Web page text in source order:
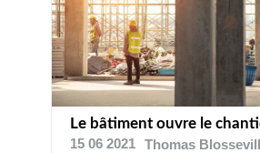
Le bâtiment ouvre le
15 06 2021
Thomas